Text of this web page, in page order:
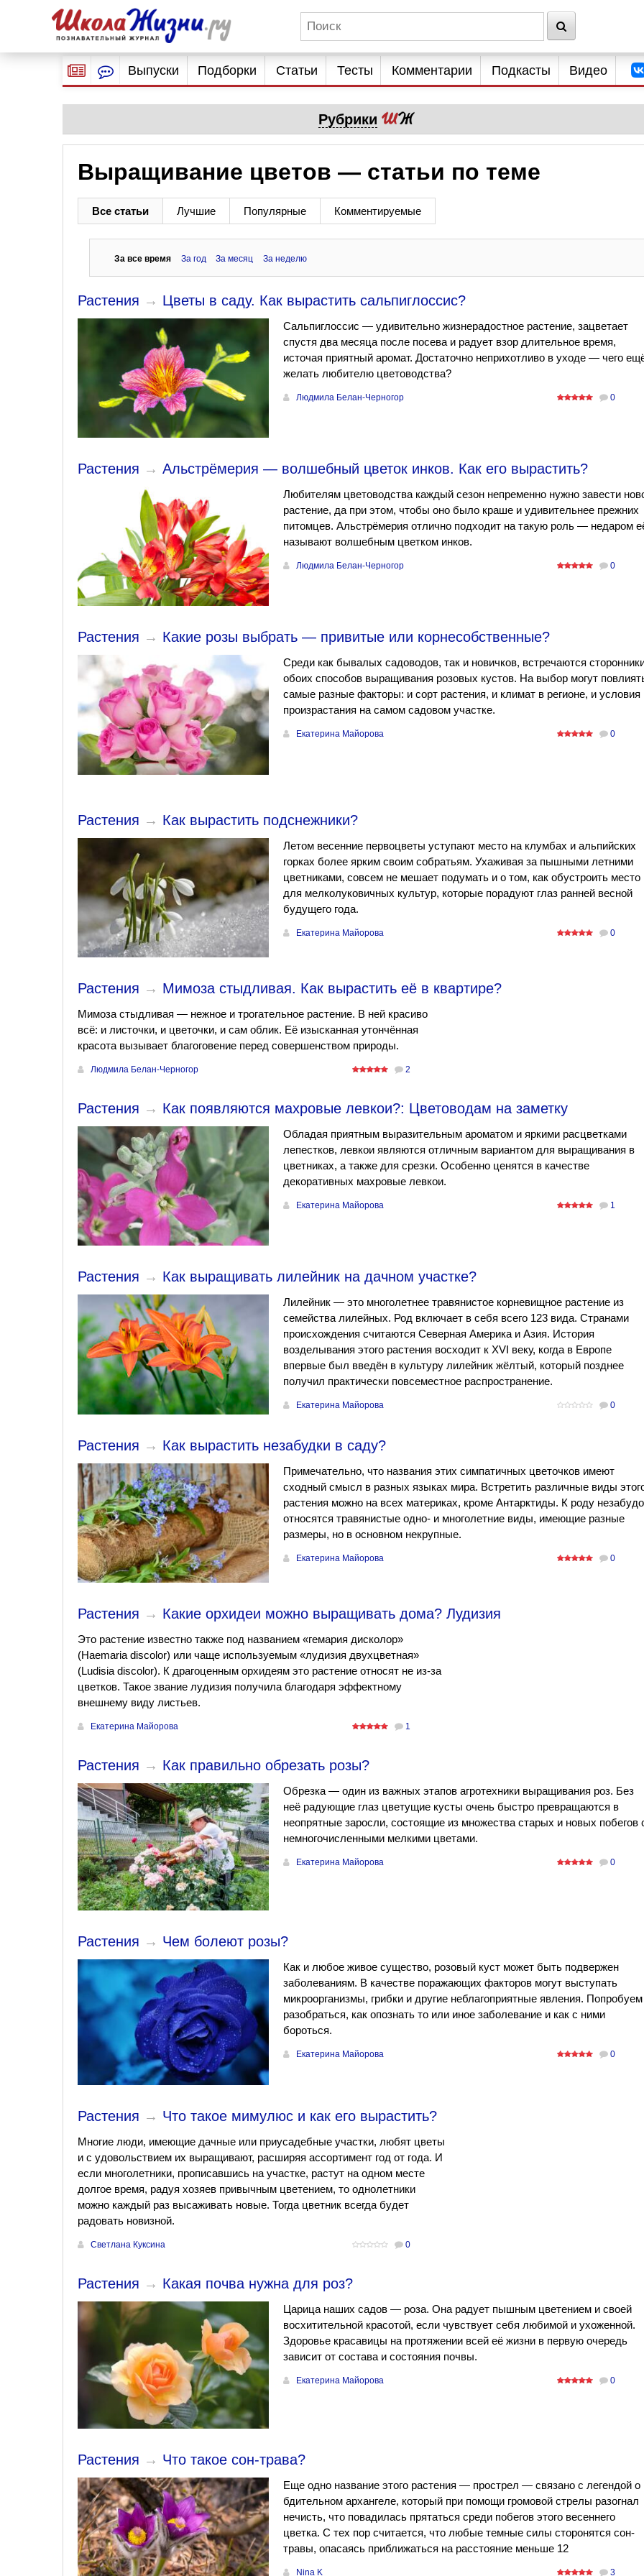
Выпуски Подборки Статьи Тесты Комментарии Подкасты Видео
Рубрики
Выращивание цветов — статьи по теме
Все статьи Лучшие Популярные Комментируемые
За все время За год За месяц За неделю
Растения → Цветы в саду. Как вырастить сальпиглоссис?
Сальпиглоссис — удивительно жизнерадостное растение, зацветает
спустя два месяца после посева и радует взор длительное время,
источая приятный аромат. Достаточно неприхотливо в уходе — чего
желать любителю цветоводства?
Людмила Белан-Черногор 0
Растения → Альстрёмерия — волшебный цветок инков. Как его вырастить?
Любителям цветоводства каждый сезон непременно нужно завести
растение, да при этом, чтобы оно было краше и удивительнее прежних
питомцев. Альстрёмерия отлично подходит на такую роль — недаром
называют волшебным цветком инков.
Людмила Белан-Черногор 0
Растения → Какие розы выбрать — привитые или корнесобственные?
Среди как бывалых садоводов, так и новичков, встречаются
обоих способов выращивания розовых кустов. На выбор могут
самые разные факторы: и сорт растения, и климат в регионе, и условия
произрастания на самом садовом участке.
Екатерина Майорова 0
Растения → Как вырастить подснежники?
Летом весенние первоцветы уступают место на клумбах и альпийских
горках более ярким своим собратьям. Ухаживая за пышными летними
цветниками, совсем не мешает подумать и о том, как обустроить место
для мелколуковичных культур, которые порадуют глаз ранней весной
будущего года.
Екатерина Майорова 0
Растения → Мимоза стыдливая. Как вырастить её в квартире?
Мимоза стыдливая — нежное и трогательное растение. В ней красиво
всё: и листочки, и цветочки, и сам облик. Её изысканная утончённая
красота вызывает благоговение перед совершенством природы.
Людмила Белан-Черногор 2
Растения → Как появляются махровые левкои?​: Цветоводам на заметку
Обладая приятным выразительным ароматом и яркими расцветками
лепестков, левкои являются отличным вариантом для выращивания в
цветниках, а также для срезки. Особенно ценятся в качестве
декоративных махровые левкои.
Екатерина Майорова 1
Растения → Как выращивать лилейник на дачном участке?
Лилейник — это многолетнее травянистое корневищное растение из
семейства лилейных. Род включает в себя всего 123 вида. Странами
происхождения считаются Северная Америка и Азия. История
возделывания этого растения восходит к XVI веку, когда в Европе
впервые был введён в культуру лилейник жёлтый, который позднее
получил практически повсеместное распространение.
Екатерина Майорова 0
Растения → Как вырастить незабудки в саду?
Примечательно, что названия этих симпатичных цветочков имеют
сходный смысл в разных языках мира. Встретить различные виды
растения можно на всех материках, кроме Антарктиды. К роду
относятся травянистые одно- и многолетние виды, имеющие разные
размеры, но в основном некрупные.
Екатерина Майорова 0
Растения → Какие орхидеи можно выращивать дома? Лудизия
Это растение известно также под названием «гемария дисколор»
(Haemaria discolor) или чаще используемым «лудизия двухцветная»
(Ludisia discolor). К драгоценным орхидеям это растение относят не из-за
цветков. Такое звание лудизия получила благодаря эффектному
внешнему виду листьев.
Екатерина Майорова 1
Растения → Как правильно обрезать розы?
Обрезка — один из важных этапов агротехники выращивания роз. Без
неё радующие глаз цветущие кусты очень быстро превращаются в
неопрятные заросли, состоящие из множества старых и новых побегов
немногочисленными мелкими цветами.
Екатерина Майорова 0
Растения → Чем болеют розы?
Как и любое живое существо, розовый куст может быть подвержен
заболеваниям. В качестве поражающих факторов могут выступать
микроорганизмы, грибки и другие неблагоприятные явления. Попробуем
разобраться, как опознать то или иное заболевание и как с ними
бороться.
Екатерина Майорова 0
Растения → Что такое мимулюс и как его вырастить?
Многие люди, имеющие дачные или приусадебные участки, любят цветы
и с удовольствием их выращивают, расширяя ассортимент год от года. И
если многолетники, прописавшись на участке, растут на одном месте
долгое время, радуя хозяев привычным цветением, то однолетники
можно каждый раз высаживать новые. Тогда цветник всегда будет
радовать новизной.
Светлана Куксина 0
Растения → Какая почва нужна для роз?
Царица наших садов — роза. Она радует пышным цветением и своей
восхитительной красотой, если чувствует себя любимой и ухоженной.
Здоровье красавицы на протяжении всей её жизни в первую очередь
зависит от состава и состояния почвы.
Екатерина Майорова 0
Растения → Что такое сон-трава?
Еще одно название этого растения — прострел — связано с легендой о
бдительном архангеле, который при помощи громовой стрелы разогнал
нечисть, что повадилась прятаться среди побегов этого весеннего
цветка. С тех пор считается, что любые темные силы сторонятся сон-
травы, опасаясь приближаться на расстояние меньше 12
Nina K 3